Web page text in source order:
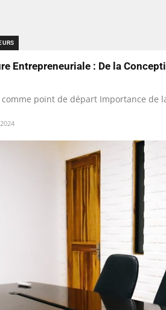
Entrepreneuriale : De la
comme point de départ Importance